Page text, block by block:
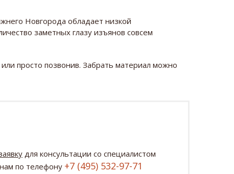
Новгорода обладает низкой
заметных глазу изъянов совсем
просто позвонив. Забрать материал можно
для консультации со специалистом
по телефону +7 (495) 532-97-71